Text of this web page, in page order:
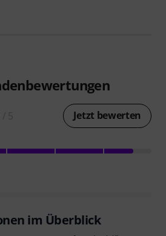
Jetzt bewerten
im Überblick